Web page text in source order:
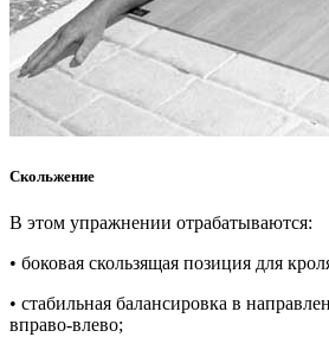
Скольжение
В этом упражнении отрабатываются:
• боковая скользящая позиция для
• стабильная балансировка в
вправо-влево;